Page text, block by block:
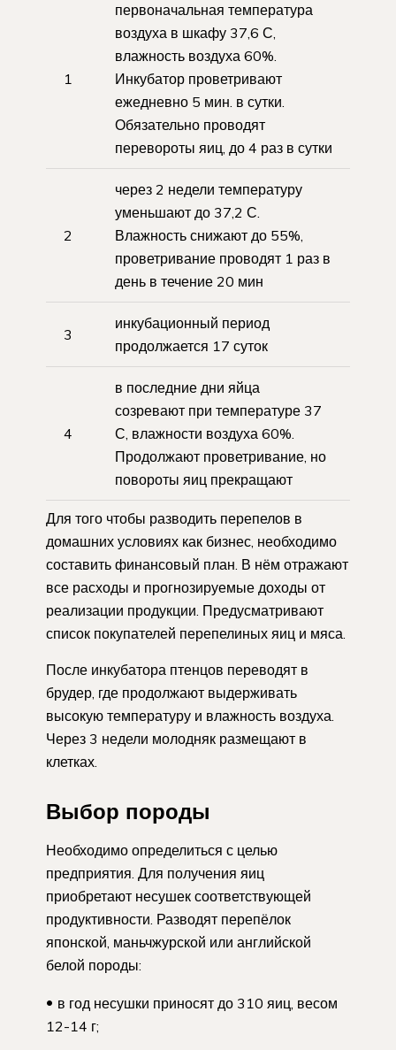
1
первоначальная температура
воздуха в шкафу 37,6 С,
влажность воздуха 60%.
Инкубатор проветривают
ежедневно 5 мин. в сутки.
Обязательно проводят
перевороты яиц, до 4 раз в сутки
2
через 2 недели температуру
уменьшают до 37,2 С.
Влажность снижают до 55%,
проветривание проводят 1 раз в
день в течение 20 мин
3
инкубационный период
продолжается 17 суток
4
в последние дни яйца
созревают при температуре 37
С, влажности воздуха 60%.
Продолжают проветривание, но
повороты яиц прекращают
Для того чтобы разводить перепелов в
домашних условиях как бизнес, необходимо
составить финансовый план. В нём отражают
все расходы и прогнозируемые доходы от
реализации продукции. Предусматривают
список покупателей перепелиных яиц и мяса.
После инкубатора птенцов переводят в
брудер, где продолжают выдерживать
высокую температуру и влажность воздуха.
Через 3 недели молодняк размещают в
клетках.
Выбор породы
Необходимо определиться с целью
предприятия. Для получения яиц
приобретают несушек соответствующей
продуктивности. Разводят перепёлок
японской, маньчжурской или английской
белой породы:
в год несушки приносят до 310 яиц, весом
12-14 г;